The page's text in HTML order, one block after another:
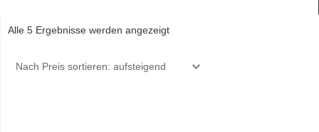
Alle 5 Ergebnisse werden angezeigtNach
sortiert: